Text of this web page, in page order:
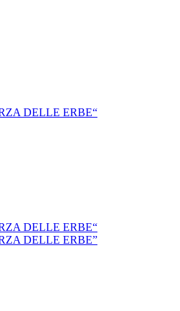
DELLE ERBE“
DELLE ERBE“
DELLE ERBE”